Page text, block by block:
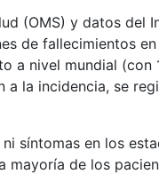
(OMS) y datos
de fallecimientos
a nivel mundial
la incidencia, se
síntomas en los
mayoría de los